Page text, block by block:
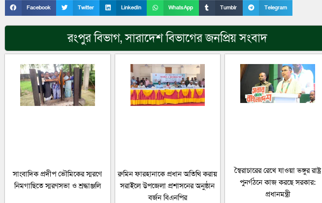
Facebook Twitter LinkedIn WhatsApp Tumblr Telegram
রংপুর বিভাগ,সারাদেশবিভাগের জনপ্রিয় সংবাদ
সাংবাদিক প্রদীপ ভৌমিকের স্মরণে
নিমগাছিতে স্মরণসভা ও শ্রদ্ধাঞ্জলি
রুমিন ফারহানাকে প্রধান অতিথি করায়
সরাইলে উপজেলা প্রশাসনের অনুষ্ঠান
বর্জন বিএনপির
স্বৈরাচারের রেখে যাওয়া ভঙ্গুর রাষ্ট্র
পুনর্গঠনে কাজ করছে সরকার:
প্রধানমন্ত্রী